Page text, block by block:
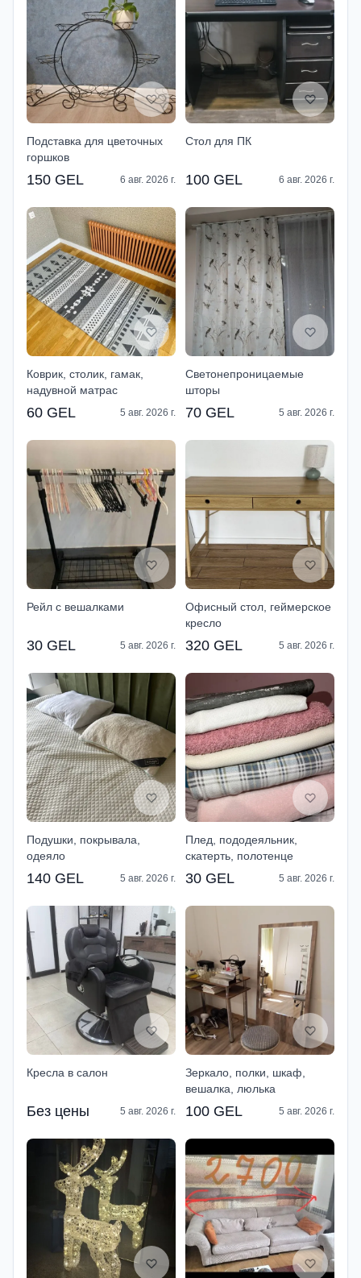
Подставка для цветочных
горшков
150 GEL 6 авг. 2026 г.
Стол для ПК
100 GEL 6 авг. 2026 г.
Коврик, столик, гамак,
надувной матрас
60 GEL 5 авг. 2026 г.
Светонепроницаемые
шторы
70 GEL 5 авг. 2026 г.
Рейл с вешалками
30 GEL 5 авг. 2026 г.
Офисный стол, геймерское
кресло
320 GEL 5 авг. 2026 г.
Подушки, покрывала,
одеяло
140 GEL 5 авг. 2026 г.
Плед, пододеяльник,
скатерть, полотенце
30 GEL 5 авг. 2026 г.
Кресла в салон
Без цены 5 авг. 2026 г.
Зеркало, полки, шкаф,
вешалка, люлька
100 GEL 5 авг. 2026 г.